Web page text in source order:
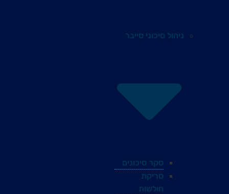
ניהול סיכוני סייבר
סקר סיכונים
סריקת
חולשות